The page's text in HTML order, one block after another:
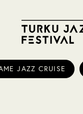
JAZZ CRUISE